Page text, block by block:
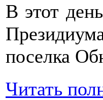
В этот
поселка
Читать